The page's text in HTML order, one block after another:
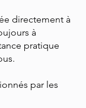
directement à
à
pratique
par les